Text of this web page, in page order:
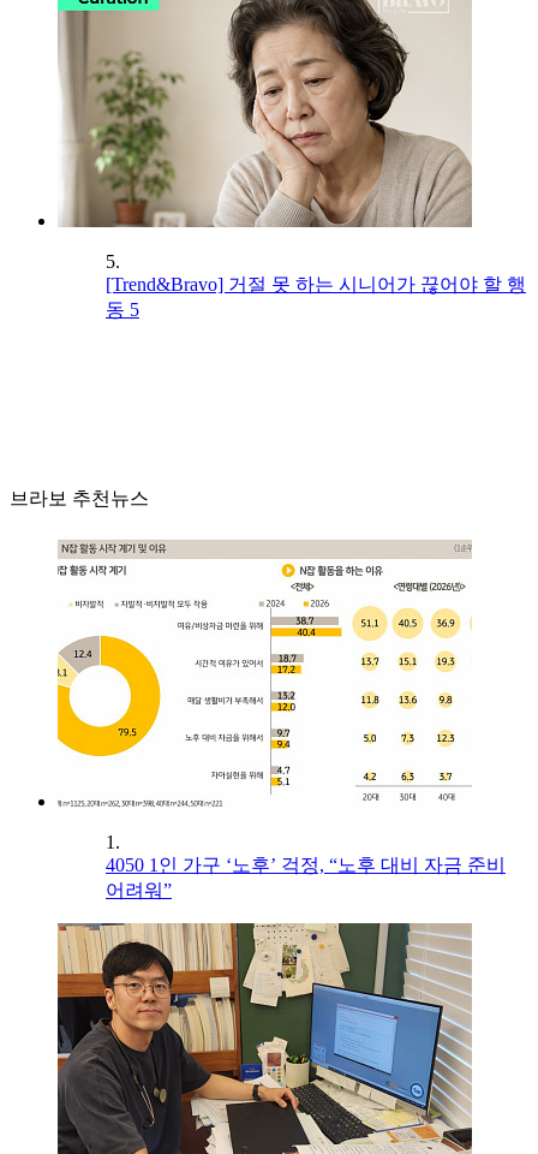
5.
[Trend&Bravo] 거절 못 하는 시니어가 끊어야 할 행
동 5
브라보 추천뉴스
1.
4050 1인 가구 ‘노후’ 걱정, “노후 대비 자금 준비
어려워”